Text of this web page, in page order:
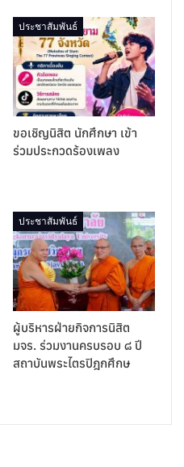
ประชาสัมพันธ์
ขอเชิญนิสิต นักศึกษา เข้า
ร่วมประกวดร้องเพลง
ประชาสัมพันธ์
ผู้บริหารฝ่ายกิจการนิสิต
มจร. ร่วมงานครบรอบ ๘ ปี
สถาบันพระไตรปิฎกศึกษ